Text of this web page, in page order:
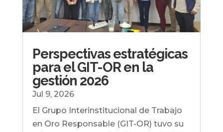
Perspectivas estratégicas
para el GIT-OR en la
gestión 2026
Jul 9, 2026
El Grupo Interinstitucional de Trabajo
en Oro Responsable (GIT-OR) tuvo su